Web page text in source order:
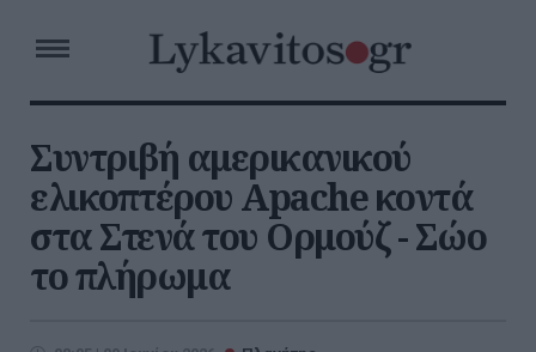
Συντριβή αμερικανικού
ελικοπτέρου Apache κοντά
στα Στενά του Ορμούζ - Σώο
το πλήρωμα